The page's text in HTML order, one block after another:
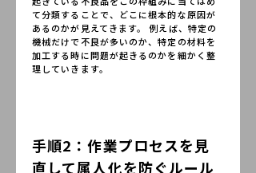
て分類することで、どこに根本的な原因が
あるのかが見えてきます。 例えば、特定の
機械だけで不良が多いのか、特定の材料を
加工する時に問題が起きるのかを細かく整
理していきます。
手順2：作業プロセスを見
直して属人化を防ぐルール